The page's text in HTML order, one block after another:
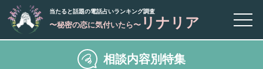
当たると話題の電話占いランキング調査
〜秘密の恋に気付いたら〜リナリア
相談内容別特集